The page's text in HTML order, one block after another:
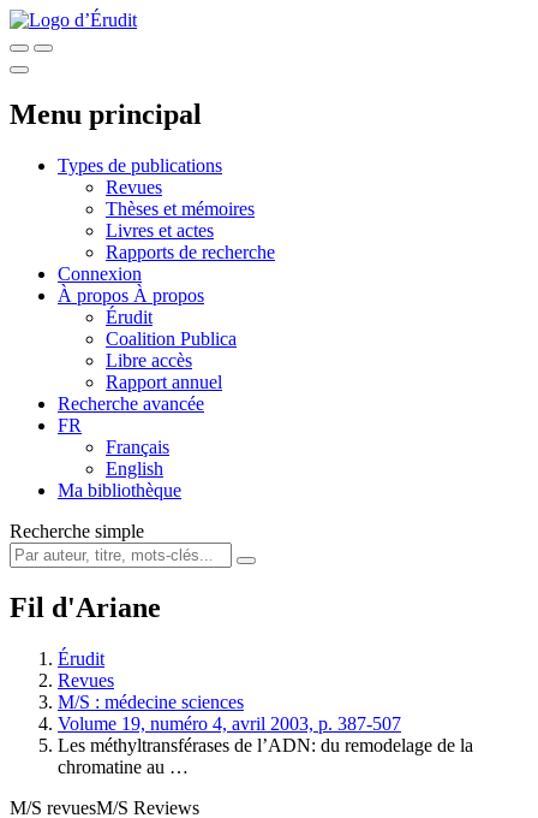
Menu principal
Types de publications
Revues
Thèses et mémoires
Livres et actes
Rapports de recherche
Connexion
À propos À propos
Érudit
Coalition Publica
Libre accès
Rapport annuel
Recherche avancée
FR
Français
English
Ma bibliothèque
Recherche simple
Fil d'Ariane
Érudit
Revues
M/S : médecine sciences
Volume 19, numéro 4, avril 2003, p. 387-507
Les méthyltransférases de l’ADN: du remodelage de la
chromatine au …
M/S revuesM/S Reviews